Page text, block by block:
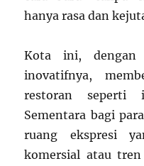
hanya rasa dan
Kota ini, dengan
inovatifnya,
restoran seperti
Sementara bagi
ruang ekspresi
komersial atau